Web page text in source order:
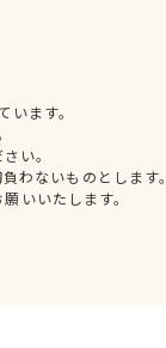
ます。
い。
わないものとします。
いいたします。